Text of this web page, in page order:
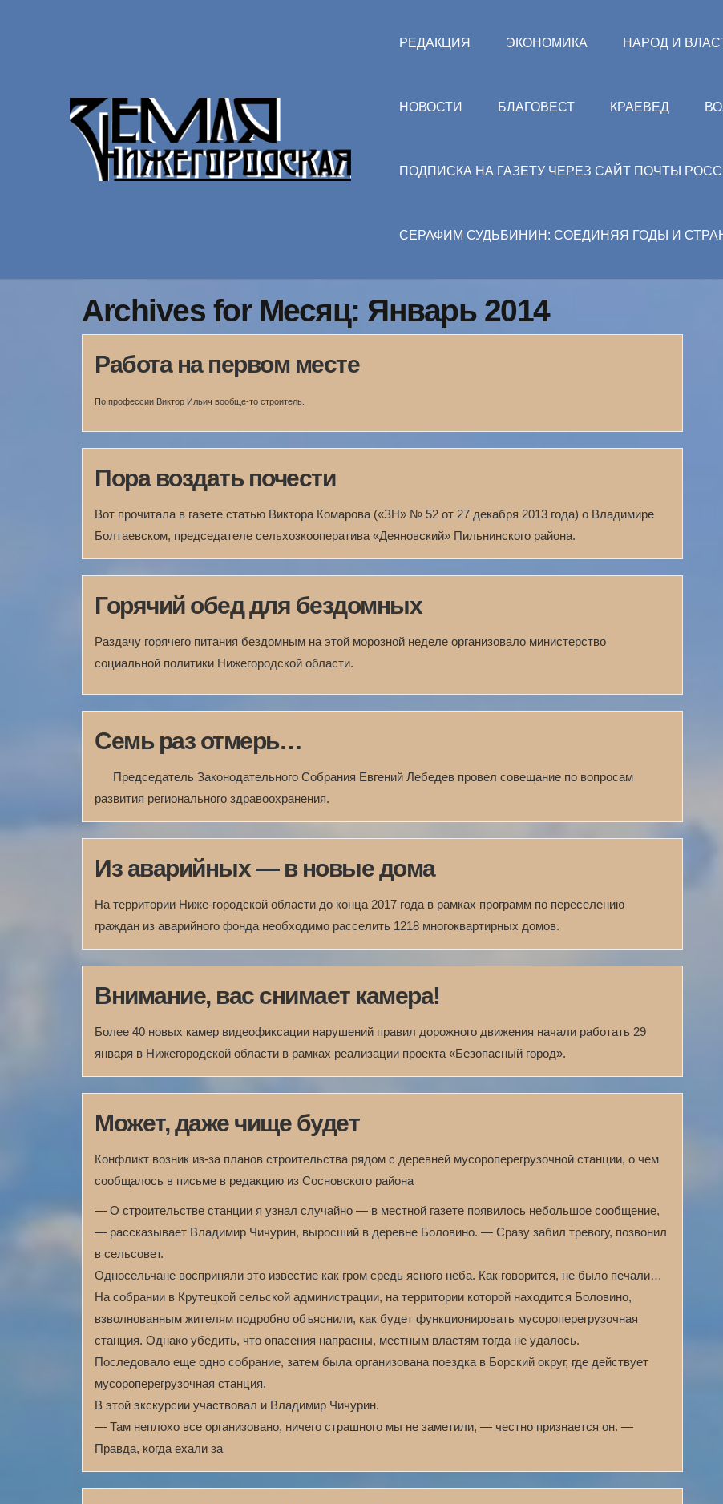
РЕДАКЦИЯ ЭКОНОМИКА НАРОД И
НОВОСТИ БЛАГОВЕСТ КРАЕВЕД
ПОДПИСКА НА ГАЗЕТУ ЧЕРЕЗ САЙТ ПОЧТЫ
СЕРАФИМ СУДЬБИНИН: СОЕДИНЯЯ ГОДЫ И
Archives for Месяц: Январь 2014
Работа на первом месте
По профессии Виктор Ильич вообще-то строитель.
Пора воздать почести
Вот прочитала в газете статью Виктора Комарова («ЗН» № 52 от 27 декабря 2013 года) о Владимире
Болтаевском, председателе сельхозкооператива «Деяновский» Пильнинского района.
Горячий обед для бездомных
Раздачу горячего питания бездомным на этой морозной неделе организовало министерство
социальной политики Нижегородской области.
Семь раз отмерь…
Председатель Законодательного Собрания Евгений Лебедев провел совещание по вопросам
развития регионального здравоохранения.
Из аварийных — в новые дома
На территории Ниже-городской области до конца 2017 года в рамках программ по переселению
граждан из аварийного фонда необходимо расселить 1218 многоквартирных домов.
Внимание, вас снимает камера!
Более 40 новых камер видеофиксации нарушений правил дорожного движения начали работать 29
января в Нижегородской области в рамках реализации проекта «Безопасный город».
Может, даже чище будет
Конфликт возник из-за планов строительства рядом с деревней мусороперегрузочной станции, о чем
сообщалось в письме в редакцию из Сосновского района
— О строительстве станции я узнал случайно — в местной газете появилось небольшое сообщение,
— рассказывает Владимир Чичурин, выросший в деревне Боловино. — Сразу забил тревогу, позвонил
в сельсовет.
Односельчане восприняли это известие как гром средь ясного неба. Как говорится, не было печали…
На собрании в Крутецкой сельской администрации, на территории которой находится Боловино,
взволнованным жителям подробно объяснили, как будет функционировать мусороперегрузочная
станция. Однако убедить, что опасения напрасны, местным властям тогда не удалось.
Последовало еще одно собрание, затем была организована поездка в Борский округ, где действует
мусороперегрузочная станция.
В этой экскурсии участвовал и Владимир Чичурин.
— Там неплохо все организовано, ничего страшного мы не заметили, — честно признается он. —
Правда, когда ехали за